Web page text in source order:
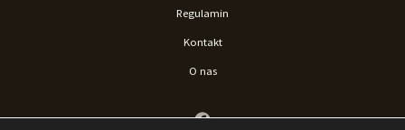
Regulamin
Kontakt
O nas